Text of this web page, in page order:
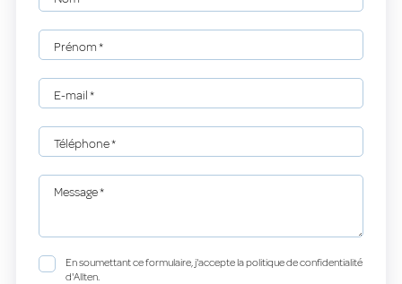
Prénom*
E-mail*
Téléphone*
Message*
En soumettant ce formulaire, j'accepte la politique de confidentialité
d'Allten.